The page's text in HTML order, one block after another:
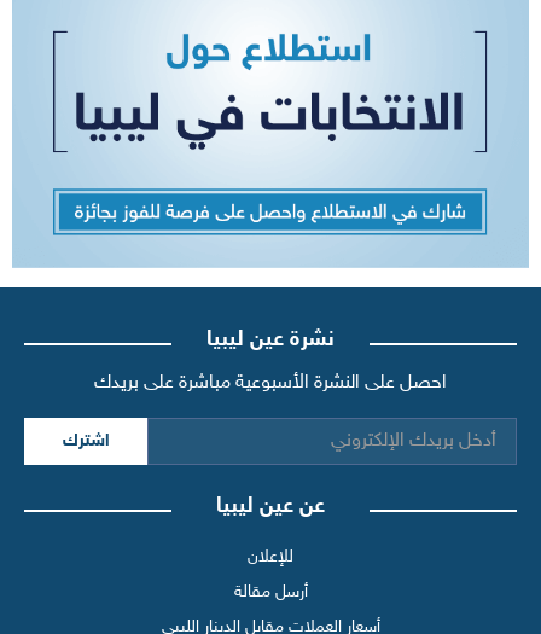
نشرة عين ليبيا
احصل على النشرة الأسبوعية مباشرة على بريدك
اشترك
عن عين ليبيا
للإعلان
أرسل مقالة
أسعار العملات مقابل الدينار الليبي